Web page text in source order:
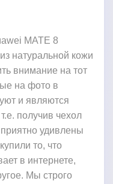
MATE 8
натуральной кожи
внимание на тот
на фото в
и являются
получив чехол
удивлены
то, что
в интернете,
Мы строго